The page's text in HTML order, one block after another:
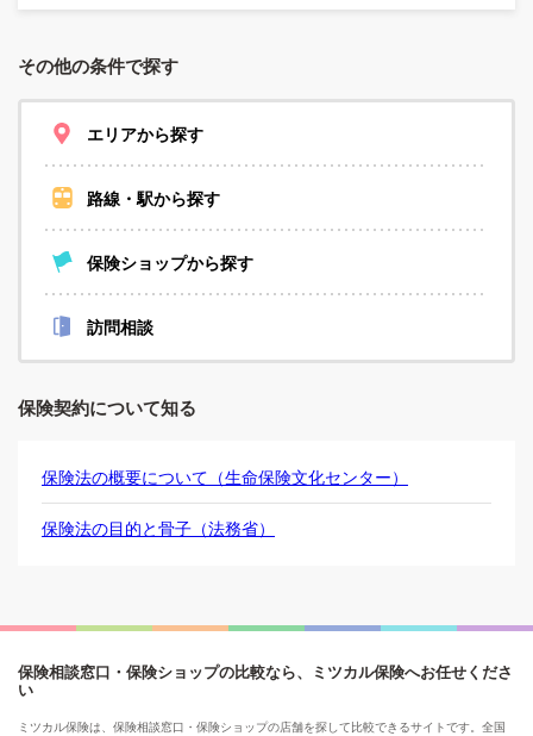
その他の条件で探す
エリアから探す
路線・駅から探す
保険ショップから探す
訪問相談
保険契約について知る
保険法の概要について（生命保険文化センター）
保険法の目的と骨子（法務省）
保険相談窓口・保険ショップの比較なら、ミツカル保険へお任せくださ
い
ミツカル保険は、保険相談窓口・保険ショップの店舗を探して比較できるサイトです。全国